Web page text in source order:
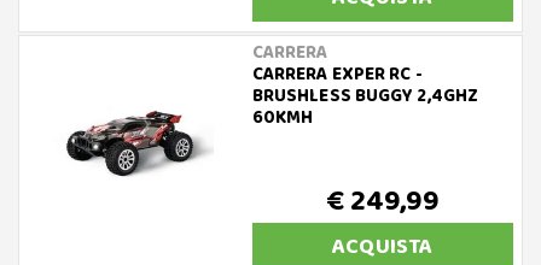
CARRERA
CARRERA EXPER RC -
BRUSHLESS BUGGY 2,4GHZ
60KMH
€ 249,99
ACQUISTA